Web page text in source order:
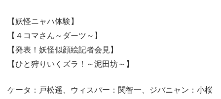
【妖怪ニャハ体験】
【４コマさん～ダーツ～】
【発表！妖怪似顔絵記者会見】
【ひと狩りいくズラ！～泥田坊～】
ケータ：戸松遥、ウィスパー：関智一、ジバニャン：小桜